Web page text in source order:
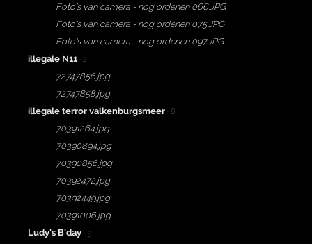
Foto's van camera - nog ordenen 066.JPG
Foto's van camera - nog ordenen 075.JPG
Foto's van camera - nog ordenen 097.JPG
illegale N11
· 2
72747856.jpg
72747858.jpg
illegale terror valkenburgsmeer
· 6
70391264.jpg
70390894.jpg
70390856.jpg
70392472.jpg
70392449.jpg
70391006.jpg
Ludy's B'day
· 5